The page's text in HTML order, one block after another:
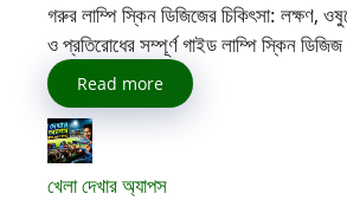
গরুর লাম্পি স্কিন ডিজিজের চিকিৎসা: লক্ষণ,
ও প্রতিরোধের সম্পূর্ণ গাইড লাম্পি স্কিন
Read more
খেলা দেখার অ্যাপস